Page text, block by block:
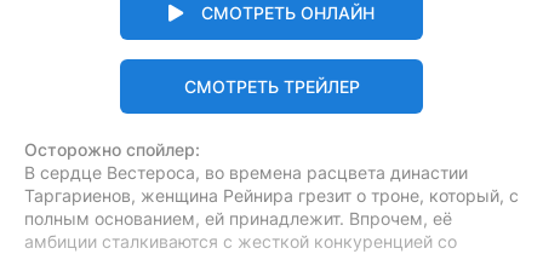
СМОТРЕТЬ ОНЛАЙН
СМОТРЕТЬ ТРЕЙЛЕР
Осторожно спойлер:
В сердце Вестероса, во времена расцвета династии
Таргариенов, женщина Рейнира грезит о троне, который, с
полным основанием, ей принадлежит. Впрочем, её
амбиции сталкиваются с жесткой конкуренцией со